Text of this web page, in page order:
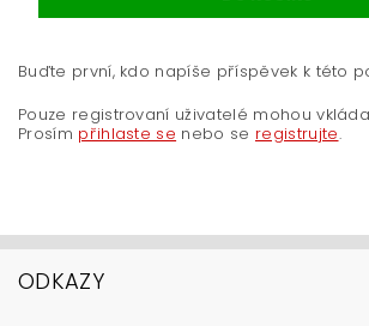
Buďte první, kdo napíše příspěvek k této
Pouze registrovaní uživatelé mohou
Prosím přihlaste se nebo se registrujte.
ODKAZY